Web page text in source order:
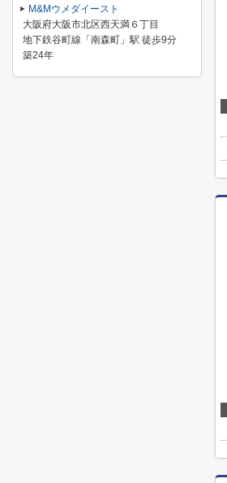
M&Mウメダイースト
大阪府大阪市北区西天満６丁目
地下鉄谷町線「南森町」駅 徒歩9分
築24年